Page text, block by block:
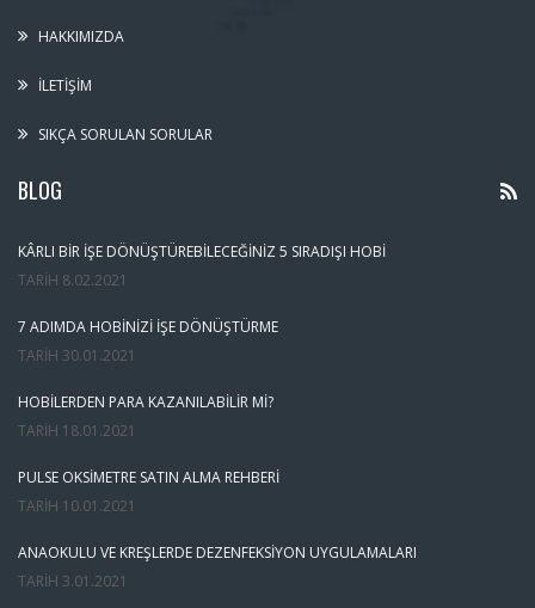
HAKKIMIZDA
İLETIŞIM
SIKÇA SORULAN SORULAR
BLOG
KÂRLI BIR İŞE DÖNÜŞTÜREBILECEĞINIZ 5 SIRADIŞI HOBI
TARIH 8.02.2021
7 ADIMDA HOBINIZI İŞE DÖNÜŞTÜRME
TARIH 30.01.2021
HOBILERDEN PARA KAZANILABILIR MI?
TARIH 18.01.2021
PULSE OKSIMETRE SATIN ALMA REHBERI
TARIH 10.01.2021
ANAOKULU VE KREŞLERDE DEZENFEKSIYON UYGULAMALARI
TARIH 3.01.2021